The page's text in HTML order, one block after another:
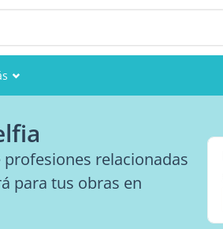
relacionadas
para tus obras en